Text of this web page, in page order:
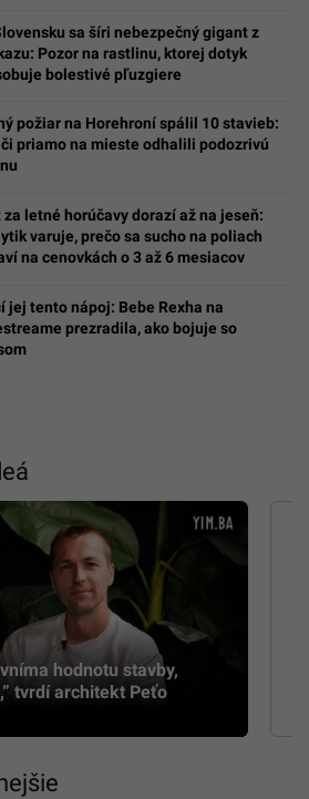
sa šíri nebezpečný gigant z
Pozor na rastlinu, ktorej dotyk
bolestivé pľuzgiere
požiar na Horehroní spálil 10 stavieb:
priamo na mieste odhalili podozrivú
za letné horúčavy dorazí až na jeseň:
varuje, prečo sa sucho na poliach
na cenovkách o 3 až 6 mesiacov
jej tento nápoj: Bebe Rexha na
prezradila, ako bojuje so
hodnotu stavby,
tvrdí architekt Peťo